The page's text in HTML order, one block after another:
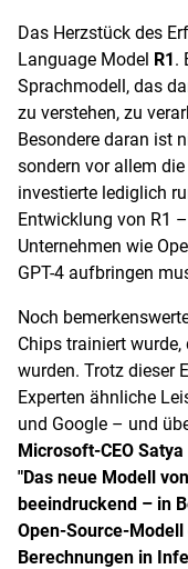
Das Herzstück des
Language Model R1.
Sprachmodell, das
zu verstehen, zu
Besondere daran ist
sondern vor allem
investierte lediglich
Entwicklung von R1
Unternehmen wie
GPT-4 aufbringen
Noch
Chips trainiert
wurden. Trotz dieser
Experten ähnliche
und Google – und
Microsoft-CEO
"Das neue Modell
beeindruckend – in
Open-Source-
Berechnungen in